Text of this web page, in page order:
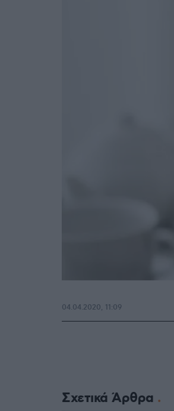
04.04.2020, 11:09
Σχετικά Άρθρα